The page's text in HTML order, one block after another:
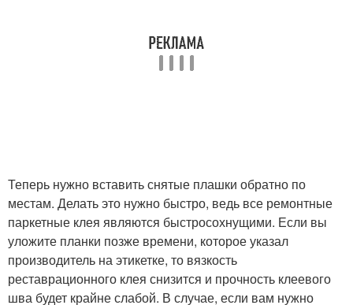
Теперь нужно вставить снятые плашки обратно по
местам. Делать это нужно быстро, ведь все ремонтные
паркетные клея являются быстросохнущими. Если вы
уложите планки позже времени, которое указал
производитель на этикетке, то вязкость
реставрационного клея снизится и прочность клеевого
шва будет крайне слабой. В случае, если вам нужно